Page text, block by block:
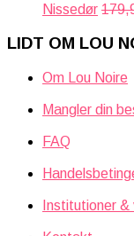
Nissedør
LIDT OM LOU
Om Lou Noire
Mangler din
FAQ
Institutioner